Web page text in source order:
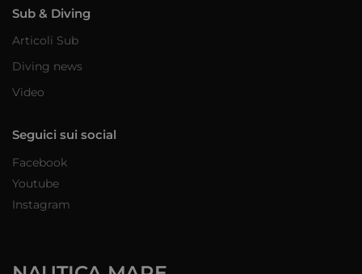
Sub & Diving
Articoli Sub
Diving news
Video
Seguici sui social
Facebook
Youtube
Instagram